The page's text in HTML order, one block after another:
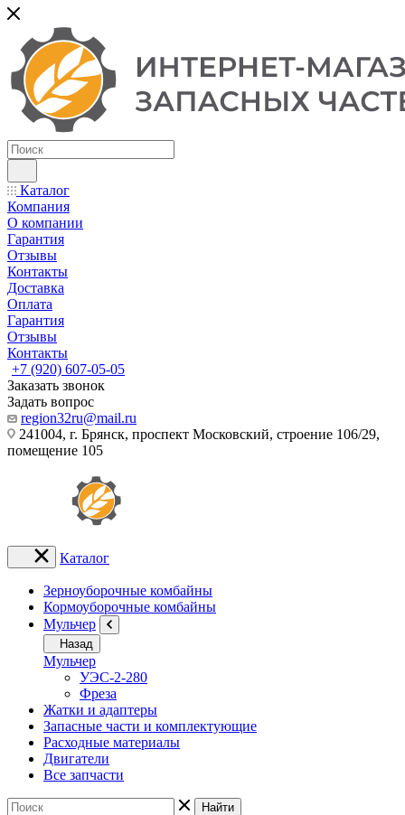
Каталог
Компания
О компании
Гарантия
Отзывы
Контакты
Доставка
Оплата
Гарантия
Отзывы
Контакты
+7 (920) 607-05-05
Заказать звонок
Задать вопрос
region32ru@mail.ru
241004, г. Брянск, проспект Московский, строение 106/29,
помещение 105
Каталог
Зерноуборочные комбайны
Кормоуборочные комбайны
Мульчер
Назад
Мульчер
УЭС-2-280
Фреза
Жатки и адаптеры
Запасные части и комплектующие
Расходные материалы
Двигатели
Все запчасти
Найти